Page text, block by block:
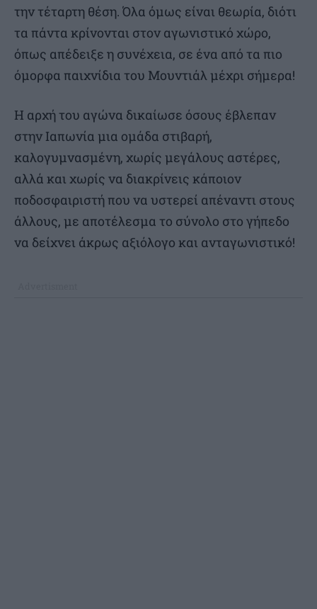
την τέταρτη θέση. Όλα όμως είναι θεωρία, διότι
τα πάντα κρίνονται στον αγωνιστικό χώρο,
όπως απέδειξε η συνέχεια, σε ένα από τα πιο
όμορφα παιχνίδια του Μουντιάλ μέχρι σήμερα!
Η αρχή του αγώνα δικαίωσε όσους έβλεπαν
στην Ιαπωνία μια ομάδα στιβαρή,
καλογυμνασμένη, χωρίς μεγάλους αστέρες,
αλλά και χωρίς να διακρίνεις κάποιον
ποδοσφαιριστή που να υστερεί απέναντι στους
άλλους, με αποτέλεσμα το σύνολο στο γήπεδο
να δείχνει άκρως αξιόλογο και ανταγωνιστικό!